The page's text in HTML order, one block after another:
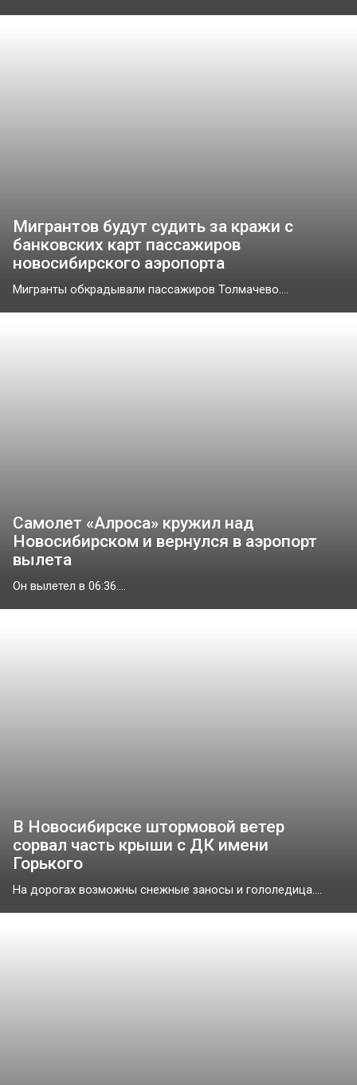
Мигрантов будут судить за кражи с
банковских карт пассажиров
новосибирского аэропорта
Мигранты обкрадывали пассажиров Толмачево....
Самолет «Алроса» кружил над
Новосибирском и вернулся в аэропорт
вылета
Он вылетел в 06:36....
В Новосибирске штормовой ветер
сорвал часть крыши с ДК имени
Горького
На дорогах возможны снежные заносы и гололедица....